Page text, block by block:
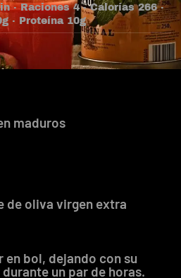
· Raciones 4 · Calorías 266 ·
· Proteína 10g
maduros
de oliva virgen extra
bol, dejando con su
un par de horas.